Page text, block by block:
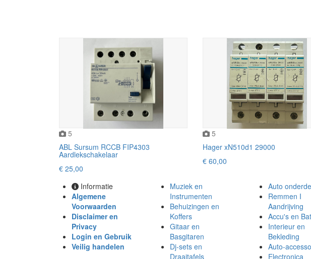
5
ABL Sursum RCCB FIP4303
Aardlekschakelaar
€ 25,00
5
Hager xN510d1 29000
€ 60,00
Informatie
Algemene
Voorwaarden
Disclaimer en
Privacy
Login en Gebruik
Veilig handelen
Muziek en
Instrumenten
Behuizingen en
Koffers
Gitaar en
Basgitaren
Dj-sets en
Draaitafels
Auto
Remmen I
Aandrijving
Accu's en
Interieur en
Bekleding
Auto-
Electronica